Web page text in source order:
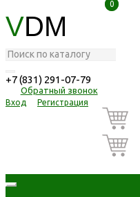
VDM
+7 (831) 291-07-79
Обратный звонок
Вход Регистрация
0
0